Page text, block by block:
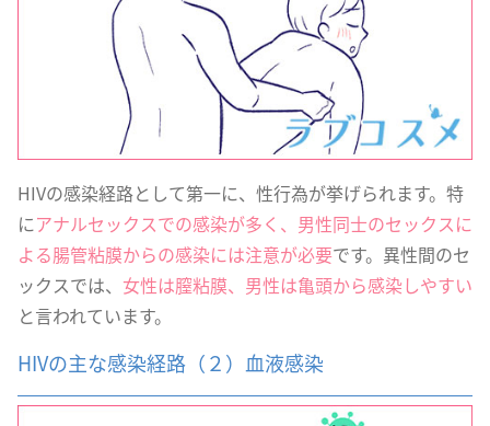
HIVの感染経路として第一に、性行為が挙げられます。特
にアナルセックスでの感染が多く、男性同士のセックスに
よる腸管粘膜からの感染には注意が必要です。異性間のセ
ックスでは、 女性は膣粘膜、男性は亀頭から感染しやすい
と言われています。
HIVの主な感染経路（２）血液感染